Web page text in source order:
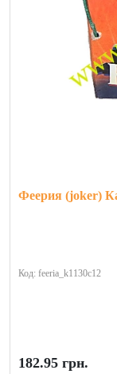
Феерия (joker)
Код: feeria_k1130c12
182.95 грн.